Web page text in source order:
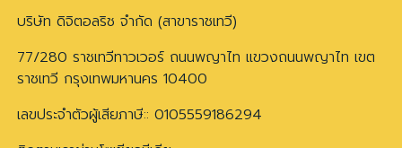
บริษัท ดิจิตอลริช จำกัด (สาขาราชเทวี)
77/280 ราชเทวีทาวเวอร์ ถนนพญาไท แขวงถนนพญาไท เขต
ราชเทวี กรุงเทพมหานคร 10400
เลขประจำตัวผู้เสียภาษี:: 0105559186294